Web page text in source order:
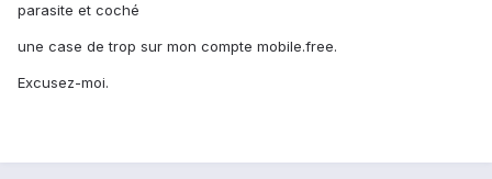
parasite et coché
une case de trop sur mon compte mobile.free.
Excusez-moi.